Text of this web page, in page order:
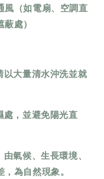
風（如電扇、空調直
處）
以大量清水沖洗並就
處，並避免陽光直
氣候、生長環境、
為自然現象。